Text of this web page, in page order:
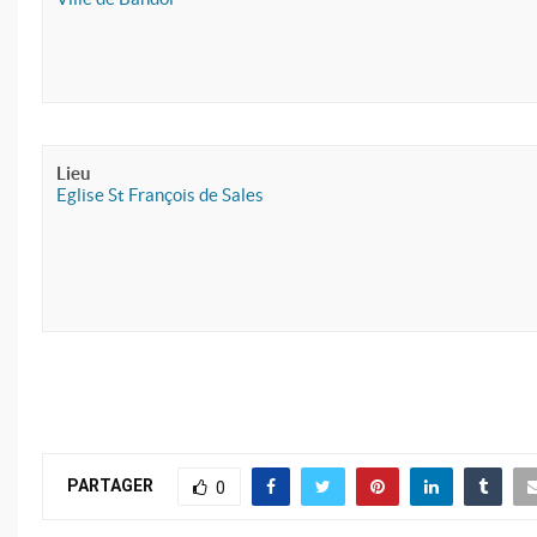
Lieu
Eglise St François de Sales
PARTAGER 0